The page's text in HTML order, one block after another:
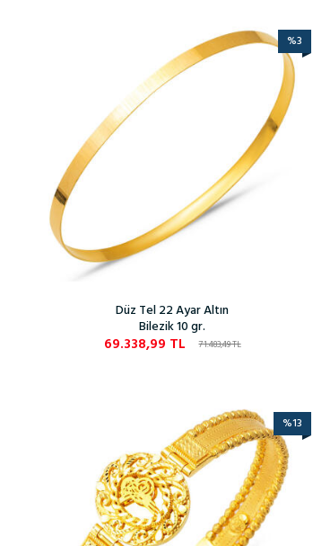
%3
Düz Tel 22 Ayar Altın
Bilezik 10 gr.
71.483,49TL
69.338,99 TL
%13